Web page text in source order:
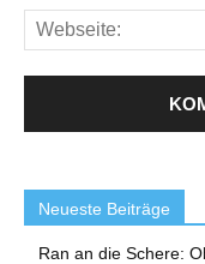
Neueste Beiträge
Ran an die Schere: